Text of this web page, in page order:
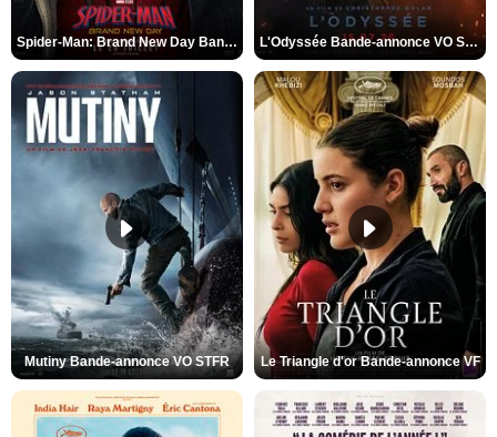
Spider-Man: Brand New Day Bande-annonce VO STFR L'Odyssée Bande-annonce VO STFR
Mutiny Bande-annonce VO STFR Le Triangle d'or Bande-annonce VF